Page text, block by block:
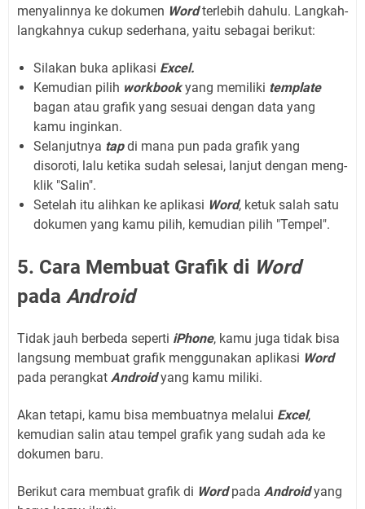
menyalinnya ke dokumen Wordterlebih dahulu. Langkah-
langkahnya cukup sederhana, yaitu sebagai berikut:
Silakan buka aplikasi Excel.
Kemudian pilih workbookyang memiliki template
bagan atau grafik yang sesuai dengan data yang
kamu inginkan.
Selanjutnya tapdi mana pun pada grafik yang
disoroti, lalu ketika sudah selesai, lanjut dengan meng-
klik "Salin".
Setelah itu alihkan ke aplikasi Word, ketuk salah satu
dokumen yang kamu pilih, kemudian pilih "Tempel".
5. Cara Membuat Grafik di Word
pada Android
Tidak jauh berbeda seperti iPhone, kamu juga tidak bisa
langsung membuat grafik menggunakan aplikasi Word
pada perangkat Androidyang kamu miliki.
Akan tetapi, kamu bisa membuatnya melalui Excel,
kemudian salin atau tempel grafik yang sudah ada ke
dokumen baru.
Berikut cara membuat grafik di Wordpada Androidyang